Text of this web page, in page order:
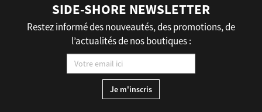
SIDE-SHORE NEWSLETTER
Restez informé des nouveautés, des promotions, de
l’actualités de nos boutiques :